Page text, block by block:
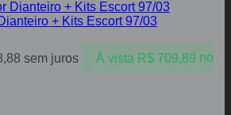
+ Kits Escort 97/03
sem juros À vista R$709,89 no